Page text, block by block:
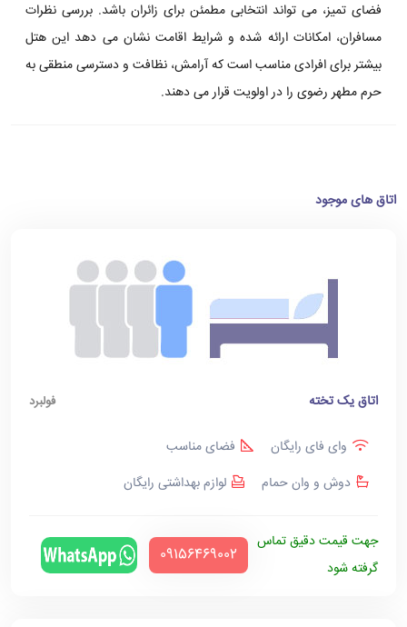
فضای تمیز، می تواند انتخابی مطمئن برای زائران باشد. بررسی نظرات
مسافران، امکانات ارائه شده و شرایط اقامت نشان می دهد این هتل
بیشتر برای افرادی مناسب است که آرامش، نظافت و دسترسی منطقی به
حرم مطهر رضوی را در اولویت قرار می دهند.
اتاق های موجود
اتاق یک تخته فولبرد
وای فای رایگان
فضای مناسب
دوش و وان حمام
لوازم بهداشتی رایگان
جهت قیمت دقیق تماس
گرفته شود
‪09156469002‬